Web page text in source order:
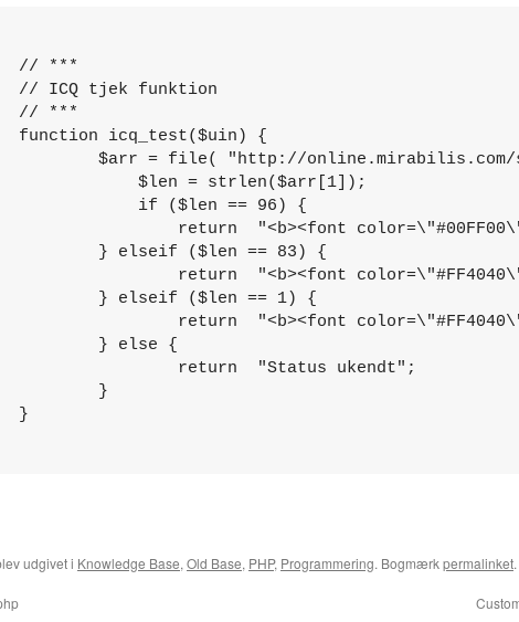
// ***
// ICQ tjek funktion
// ***
function icq_test($uin) {
$arr = file( "http://
$len = strlen($arr[1]);
if ($len == 96) {
return  "<b><font
} elseif ($len == 83) {
return  "<b><font
} elseif ($len == 1) {
return  "<b><font
} else {
return  "Status ukendt";
}
}
udgivet i Knowledge Base, Old Base, PHP, Programmering. Bogmærkpermalinket.